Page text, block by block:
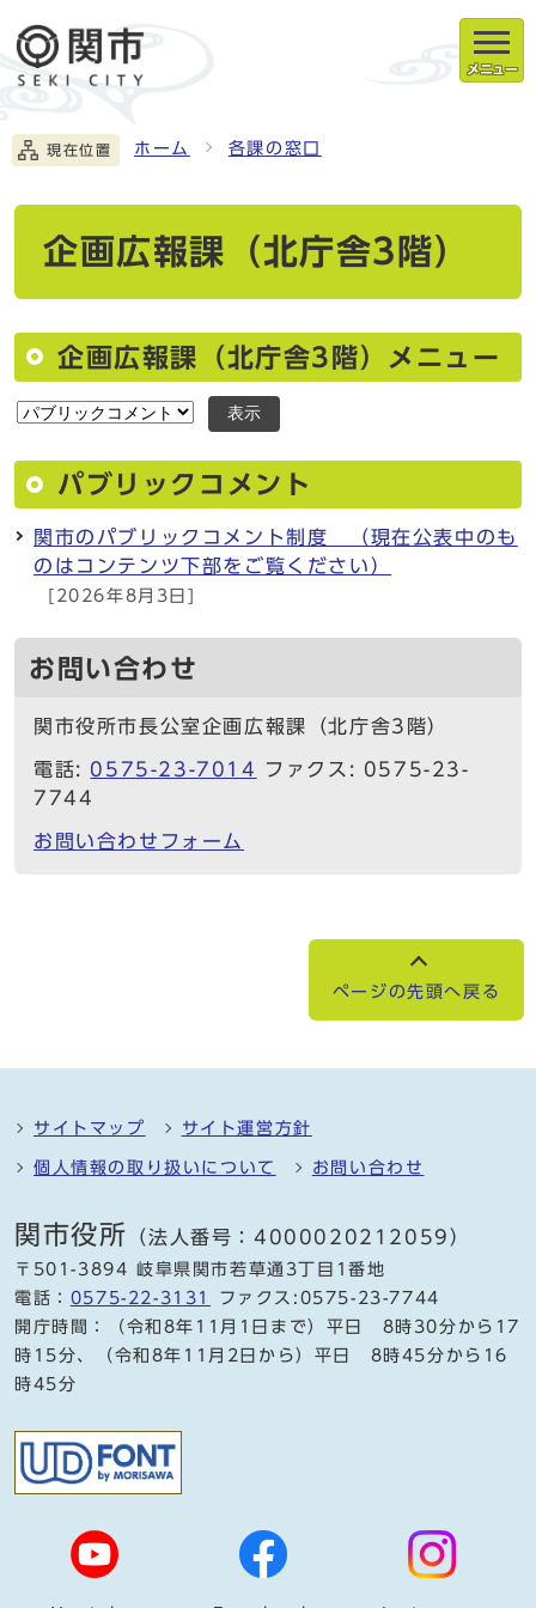
メニュー
現在位置 ホーム 各課の窓口
企画広報課（北庁舎3階）
企画広報課（北庁舎3階）メニュー
表示
パブリックコメント
関市のパブリックコメント制度 （現在公表中のも
のはコンテンツ下部をご覧ください）
[2026年8月3日]
お問い合わせ
関市役所市長公室企画広報課（北庁舎3階）
電話: 0575-23-7014
ファクス: 0575-23-
7744
お問い合わせフォーム
ページの先頭へ戻る
サイトマップ サイト運営方針
個人情報の取り扱いについて お問い合わせ
関市役所 （法人番号：4000020212059）
〒501-3894 岐阜県関市若草通3丁目1番地
電話： 0575-22-3131
ファクス:0575-23-7744
開庁時間：（令和8年11月1日まで）平日 8時30分から17
時15分、（令和8年11月2日から）平日 8時45分から16
時45分